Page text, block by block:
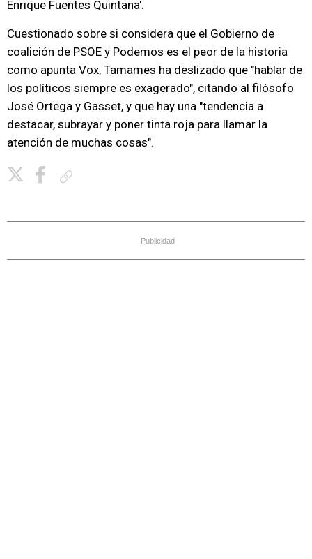
Enrique Fuentes Quintana'.
Cuestionado sobre si considera que el Gobierno de
coalición de PSOE y Podemos es el peor de la historia
como apunta Vox, Tamames ha deslizado que "hablar de
los políticos siempre es exagerado", citando al filósofo
José Ortega y Gasset, y que hay una "tendencia a
destacar, subrayar y poner tinta roja para llamar la
atención de muchas cosas".
Publicidad